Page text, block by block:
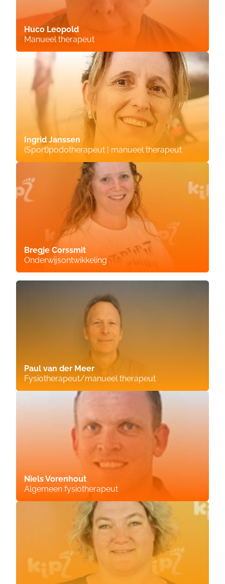
Huco Leopold
Manueel therapeut
Ingrid Janssen
(Sport)podotherapeut | manueel therapeut
Bregje Corssmit
Onderwijsontwikkeling
Paul van der Meer
Fysiotherapeut/manueel therapeut
Niels Vorenhout
Algemeen fysiotherapeut